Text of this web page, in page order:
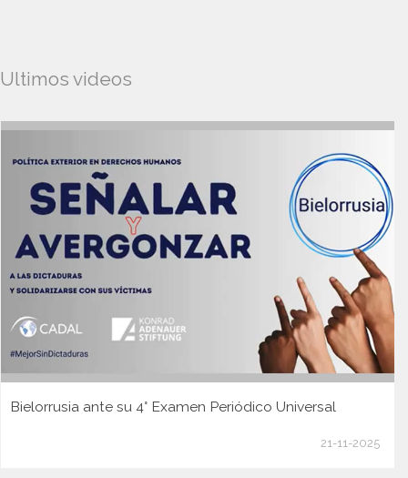
Ultimos videos
Bielorrusia ante su 4° Examen Periódico Universal
21-11-2025